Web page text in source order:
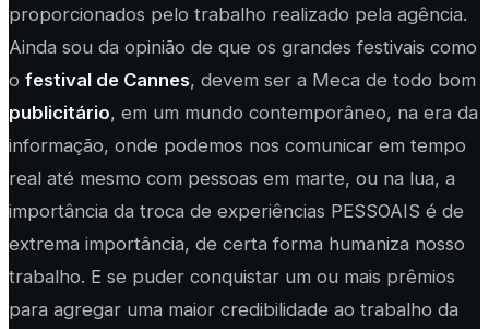
proporcionados pelo trabalho realizado pela agência.
Ainda sou da opinião de que os grandes festivais como
o festival de Cannes, devem ser a Meca de todo bom
publicitário, em um mundo contemporâneo, na era da
informação, onde podemos nos comunicar em tempo
real até mesmo com pessoas em marte, ou na lua, a
importância da troca de experiências PESSOAIS é de
extrema importância, de certa forma humaniza nosso
trabalho. E se puder conquistar um ou mais prêmios
para agregar uma maior credibilidade ao trabalho da